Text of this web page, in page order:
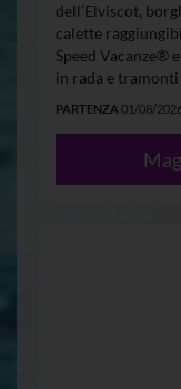
dell’Elviscot,
calette
Speed Vacanze®
in rada e
PARTENZA 01/08/